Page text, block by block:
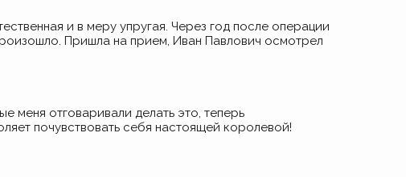
и в меру упругая. Через год после операции
Пришла на прием, Иван Павлович осмотрел
меня отговаривали делать это, теперь
почувствовать себя настоящей королевой!